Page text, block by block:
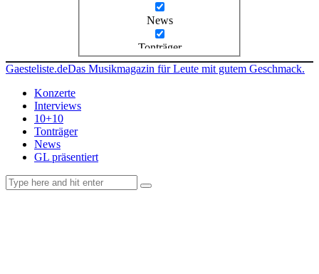
News
Tonträger
Gaesteliste.deDas Musikmagazin für Leute mit gutem Geschmack.
Konzerte
Interviews
10+10
Tonträger
News
GL präsentiert